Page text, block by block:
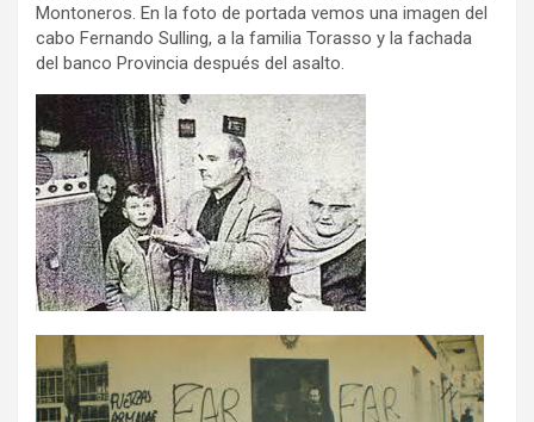
Montoneros. En la foto de portada vemos una imagen del
cabo Fernando Sulling, a la familia Torasso y la fachada
del banco Provincia después del asalto.